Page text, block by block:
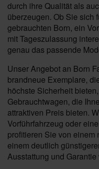
durch ihre Qualität als
überzeugen. Ob Sie sich
gebrauchten Born, ein
mit Tageszulassung
genau das passende
Unser Angebot an Born
brandneue Exemplare,
höchste Sicherheit
Gebrauchtwagen, die
attraktiven Preis bieten.
Vorführfahrzeug oder
profitieren Sie von einem
einem deutlich
Ausstattung und